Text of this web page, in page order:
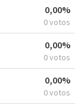
0,00%
0 votos
0,00%
0 votos
0,00%
0 votos